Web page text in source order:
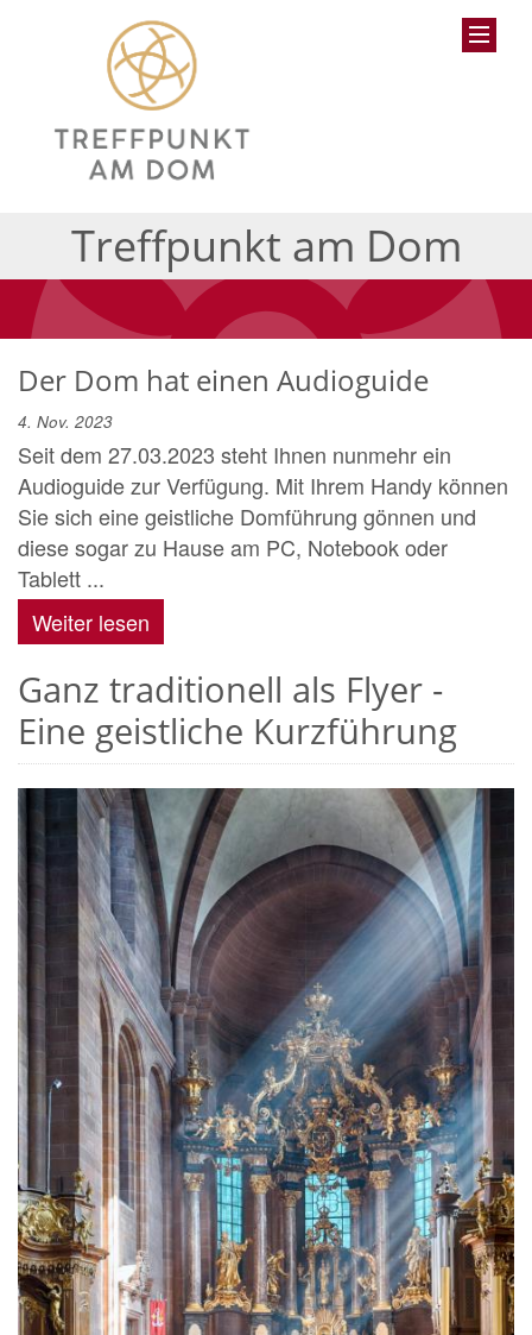
Treffpunkt am Dom
Der Dom hat einen Audioguide
4. Nov. 2023
Seit dem 27.03.2023 steht Ihnen nunmehr ein
Audioguide zur Verfügung. Mit Ihrem Handy können
Sie sich eine geistliche Domführung gönnen und
diese sogar zu Hause am PC, Notebook oder
Tablett ...
Weiter lesen
Ganz traditionell als Flyer -
Eine geistliche Kurzführung